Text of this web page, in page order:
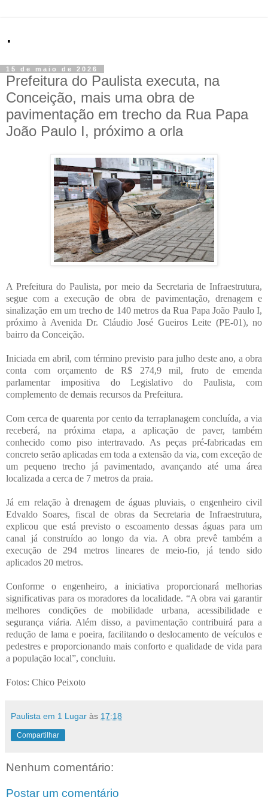
.
15 de maio de 2026
Prefeitura do Paulista executa, na
Conceição, mais uma obra de
pavimentação em trecho da Rua Papa
João Paulo I, próximo a orla
A Prefeitura do Paulista, por meio da Secretaria de Infraestrutura,
segue com a execução de obra de pavimentação, drenagem e
sinalização em um trecho de 140 metros da Rua Papa João Paulo I,
próximo à Avenida Dr. Cláudio José Gueiros Leite (PE-01), no
bairro da Conceição.
Iniciada em abril, com término previsto para julho deste ano, a obra
conta com orçamento de R$ 274,9 mil, fruto de emenda
parlamentar impositiva do Legislativo do Paulista, com
complemento de demais recursos da Prefeitura.
Com cerca de quarenta por cento da terraplanagem concluída, a via
receberá, na próxima etapa, a aplicação de paver, também
conhecido como piso intertravado. As peças pré-fabricadas em
concreto serão aplicadas em toda a extensão da via, com exceção de
um pequeno trecho já pavimentado, avançando até uma área
localizada a cerca de 7 metros da praia.
Já em relação à drenagem de águas pluviais, o engenheiro civil
Edvaldo Soares, fiscal de obras da Secretaria de Infraestrutura,
explicou que está previsto o escoamento dessas águas para um
canal já construído ao longo da via. A obra prevê também a
execução de 294 metros lineares de meio-fio, já tendo sido
aplicados 20 metros.
Conforme o engenheiro, a iniciativa proporcionará melhorias
significativas para os moradores da localidade. “A obra vai garantir
melhores condições de mobilidade urbana, acessibilidade e
segurança viária. Além disso, a pavimentação contribuirá para a
redução de lama e poeira, facilitando o deslocamento de veículos e
pedestres e proporcionando mais conforto e qualidade de vida para
a população local”, concluiu.
Fotos: Chico Peixoto
Paulista em 1 Lugar às 17:18
Compartilhar
Nenhum comentário:
Postar um comentário